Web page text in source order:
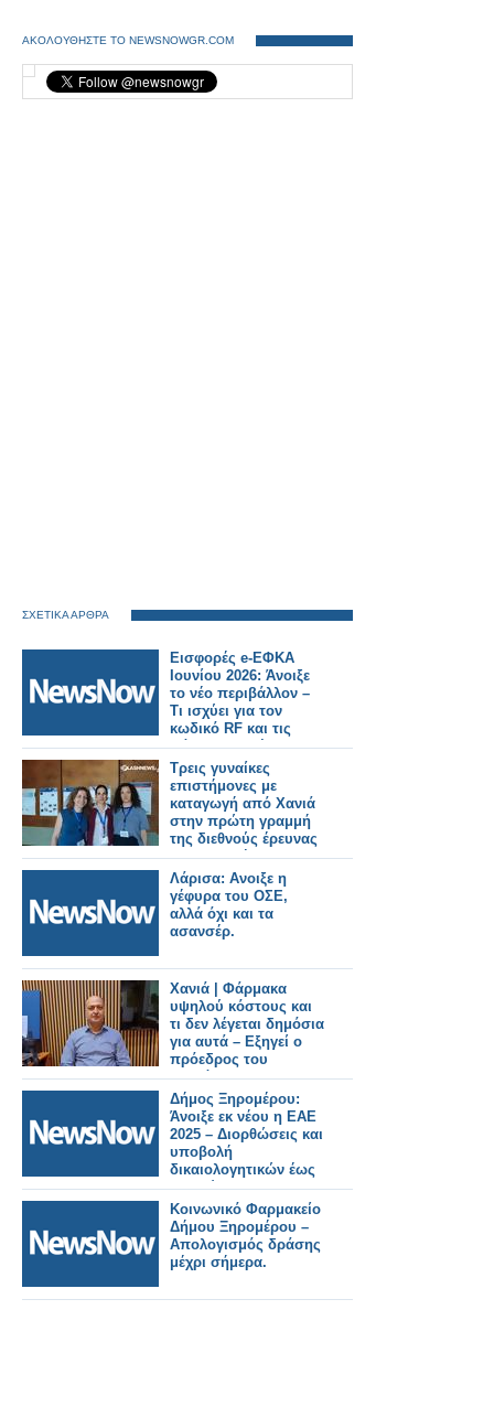
ΑΚΟΛΟΥΘΗΣΤΕ ΤΟ NEWSNOWGR.COM
ΣΧΕΤΙΚΑ ΑΡΘΡΑ
Εισφορές e-ΕΦΚΑ
Ιουνίου 2026: Άνοιξε
το νέο περιβάλλον –
Τι ισχύει για τον
κωδικό RF και τις
πάγιες εντολές
Τρεις γυναίκες
επιστήμονες με
καταγωγή από Χανιά
στην πρώτη γραμμή
της διεθνούς έρευνας
στη φυσική
Λάρισα: Ανοιξε η
γέφυρα του ΟΣΕ,
αλλά όχι και τα
ασανσέρ.
Χανιά | Φάρμακα
υψηλού κόστους και
τι δεν λέγεται δημόσια
για αυτά – Εξηγεί ο
πρόεδρος του
Συλλόγου
Φαρμακοποιών
Μανώλης
Κατσαράκης
Δήμος Ξηρομέρου:
Άνοιξε εκ νέου η ΕΑΕ
2025 – Διορθώσεις και
υποβολή
δικαιολογητικών έως
20 Μαΐου.
Κοινωνικό Φαρμακείο
Δήμου Ξηρομέρου –
Απολογισμός δράσης
μέχρι σήμερα.